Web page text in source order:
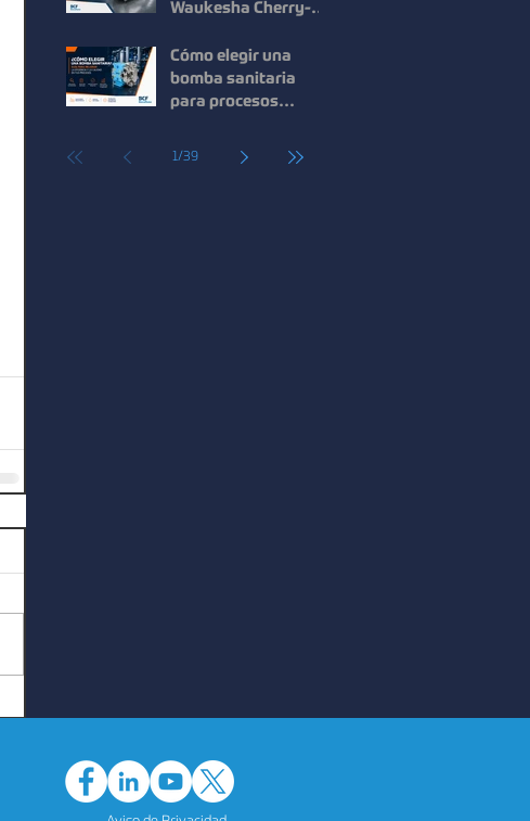
Waukesha Cherry-
Eficiencia para el
Manejo de Fluidos de
Alta Viscosidad
Cómo elegir una
bomba sanitaria
para procesos
para mejorar la
1/39